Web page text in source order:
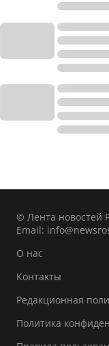
© Лента новостей
Email:
О нас
Контакты
Редакционная
Политика